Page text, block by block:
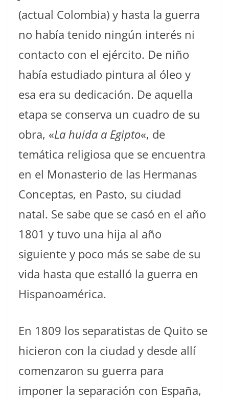
(actual Colombia) y hasta la guerra
no había tenido ningún interés ni
contacto con el ejército. De niño
había estudiado pintura al óleo y
esa era su dedicación. De aquella
etapa se conserva un cuadro de su
obra, «La huida a Egipto«, de
temática religiosa que se encuentra
en el Monasterio de las Hermanas
Conceptas, en Pasto, su ciudad
natal. Se sabe que se casó en el año
1801 y tuvo una hija al año
siguiente y poco más se sabe de su
vida hasta que estalló la guerra en
Hispanoamérica.
En 1809 los separatistas de Quito se
hicieron con la ciudad y desde allí
comenzaron su guerra para
imponer la separación con España,